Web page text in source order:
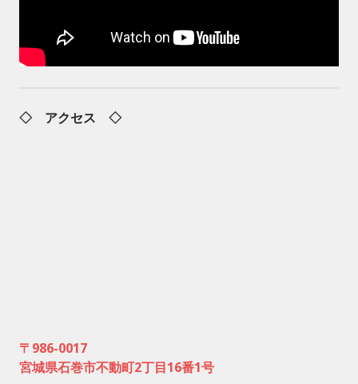
◇ アクセス ◇
〒986-0017
宮城県石巻市不動町2丁目16番1号